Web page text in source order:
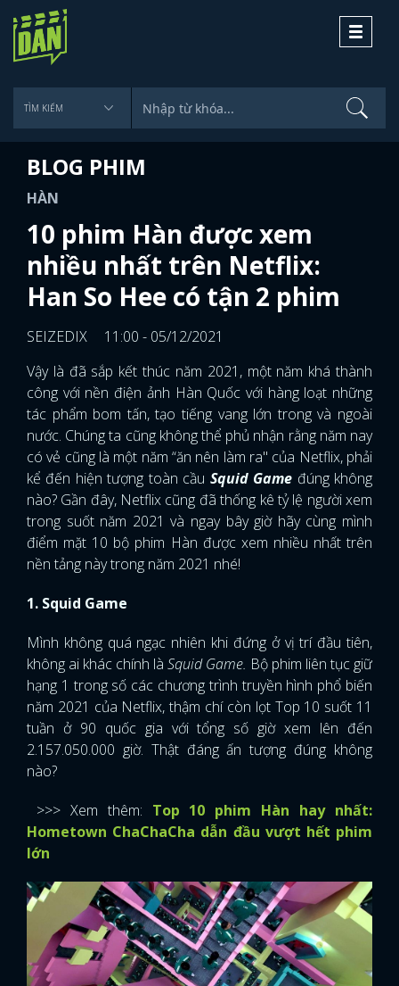
Toggle
BLOG PHIM
HÀN
10 phim Hàn được xem
nhiều nhất trên Netflix:
Han So Hee có tận 2 phim
SEIZEDIX
11:00 - 05/12/2021
Vậy là đã sắp kết thúc năm 2021, một năm khá thành
công với nền điện ảnh Hàn Quốc với hàng loạt những
tác phẩm bom tấn, tạo tiếng vang lớn trong và ngoài
nước. Chúng ta cũng không thể phủ nhận rằng năm nay
có vẻ cũng là một năm “ăn nên làm ra" của Netflix, phải
kể đến hiện tượng toàn cầu Squid Game đúng không
nào? Gần đây, Netflix cũng đã thống kê tỷ lệ người xem
trong suốt năm 2021 và ngay bây giờ hãy cùng mình
điểm mặt 10 bộ phim Hàn được xem nhiều nhất trên
nền tảng này trong năm 2021 nhé!
1. Squid Game
Mình không quá ngạc nhiên khi đứng ở vị trí đầu tiên,
không ai khác chính là Squid Game. Bộ phim liên tục giữ
hạng 1 trong số các chương trình truyền hình phổ biến
năm 2021 của Netflix, thậm chí còn lọt Top 10 suốt 11
tuần ở 90 quốc gia với tổng số giờ xem lên đến
2.157.050.000 giờ. Thật đáng ấn tượng đúng không
nào?
>>> Xem thêm: Top 10 phim Hàn hay nhất:
Hometown ChaChaCha dẫn đầu vượt hết phim
lớn